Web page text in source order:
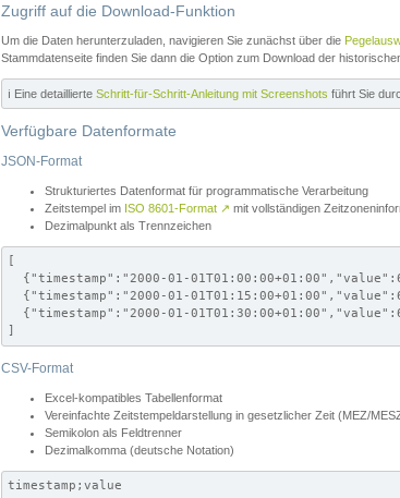
Zugriff auf die Download-Funktion
Um die Daten herunterzuladen, navigieren Sie zunächst über die
Stammdatenseite finden Sie dann die Option zum Download der
ℹ️ Eine detaillierte Schritt-für-Schritt-Anleitung mit Screenshots führt Sie
Verfügbare Datenformate
JSON-Format
Strukturiertes Datenformat für programmatische Verarbeitung
Zeitstempel im ISO 8601-Format ↗ mit vollständigen
Dezimalpunkt als Trennzeichen
[
{"timestamp":"2000-01-
{"timestamp":"2000-01-
{"timestamp":"2000-01-
]
CSV-Format
Excel-kompatibles Tabellenformat
Vereinfachte Zeitstempeldarstellung in gesetzlicher Zeit (MEZ/
Semikolon als Feldtrenner
Dezimalkomma (deutsche Notation)
timestamp;value